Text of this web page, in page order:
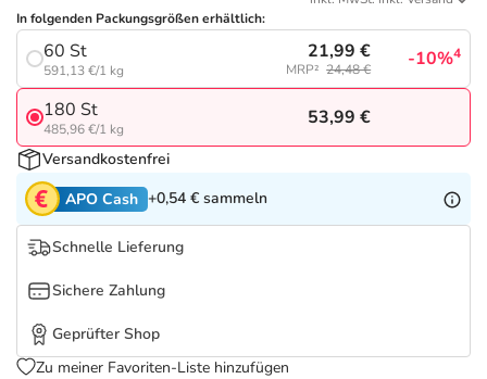
Tierapotheke
Vitamine & Mineralstoffe
Marken
Salus Deals
In folgenden Packungsgrößen erhältlich:
60 St
591,13 €/1 kg
21,99 €
MRP² 24,48 € -10%4
180 St
485,96 €/1 kg
53,99 €
Versandkostenfrei
APO Cash +0,54 € sammeln
Schnelle Lieferung
Sichere Zahlung
Geprüfter Shop
Zu meiner Favoriten-Liste hinzufügen